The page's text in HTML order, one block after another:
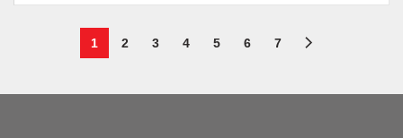
1 2 3 4 5 6 7